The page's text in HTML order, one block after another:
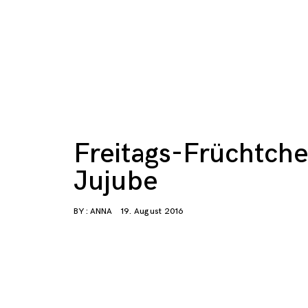
Freitags-
Jujube
BY : ANNA 19. August 2016